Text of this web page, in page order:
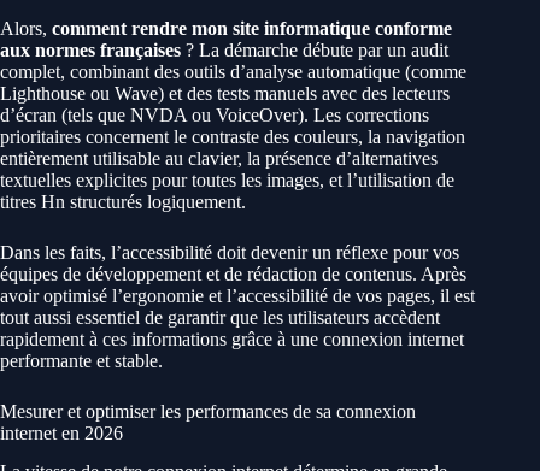
Alors, comment rendre mon site informatique conforme
aux normes françaises ? La démarche débute par un audit
complet, combinant des outils d’analyse automatique (comme
Lighthouse ou Wave) et des tests manuels avec des lecteurs
d’écran (tels que NVDA ou VoiceOver). Les corrections
prioritaires concernent le contraste des couleurs, la navigation
entièrement utilisable au clavier, la présence d’alternatives
textuelles explicites pour toutes les images, et l’utilisation de
titres Hn structurés logiquement.
Dans les faits, l’accessibilité doit devenir un réflexe pour vos
équipes de développement et de rédaction de contenus. Après
avoir optimisé l’ergonomie et l’accessibilité de vos pages, il est
tout aussi essentiel de garantir que les utilisateurs accèdent
rapidement à ces informations grâce à une connexion internet
performante et stable.
Mesurer et optimiser les performances de sa connexion
internet en 2026